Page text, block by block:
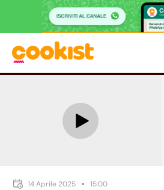
14 Aprile 2025 15:00